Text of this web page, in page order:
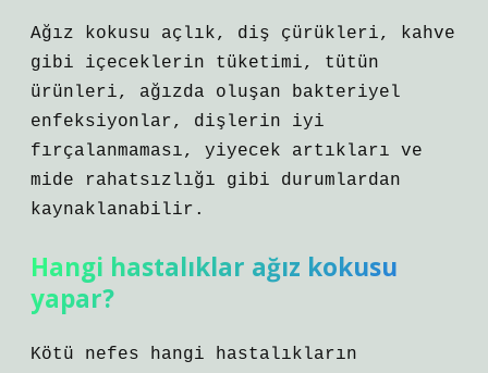
Ağız kokusu açlık, diş çürükleri, kahve
gibi içeceklerin tüketimi, tütün
ürünleri, ağızda oluşan bakteriyel
enfeksiyonlar, dişlerin iyi
fırçalanmaması, yiyecek artıkları ve
mide rahatsızlığı gibi durumlardan
kaynaklanabilir.
Hangi hastalıklar ağız kokusu
yapar?
Kötü nefes hangi hastalıkların